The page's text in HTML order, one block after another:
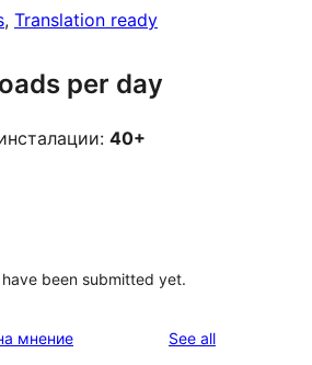
, Translation ready
per day
40+
been submitted yet.
мнение See allreviews